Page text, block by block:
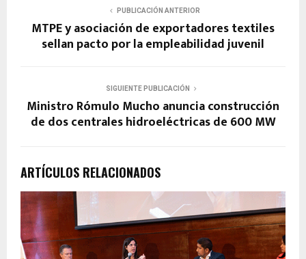
PUBLICACIÓN ANTERIOR
MTPE y asociación de exportadores textiles
sellan pacto por la empleabilidad juvenil
SIGUIENTE PUBLICACIÓN
Ministro Rómulo Mucho anuncia construcción
de dos centrales hidroeléctricas de 600 MW
ARTÍCULOS RELACIONADOS